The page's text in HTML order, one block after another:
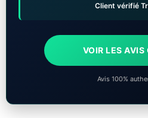
Client vérifié
VOIR LES AVIS
Avis 100%